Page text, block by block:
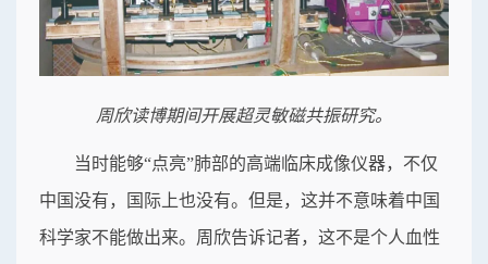
周欣读博期间开展超灵敏磁共振研究。
当时能够“点亮”肺部的高端临床成像仪器，不仅
中国没有，国际上也没有。但是，这并不意味着中国
科学家不能做出来。周欣告诉记者，这不是个人血性